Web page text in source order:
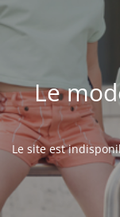
Le
Le site est